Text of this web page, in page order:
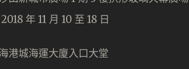
年 11 月 10 至 18 日
港城海運大廈入口大堂